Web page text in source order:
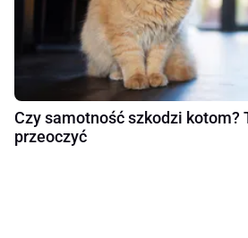
Czy samotność szkodzi kotom?
przeoczyć